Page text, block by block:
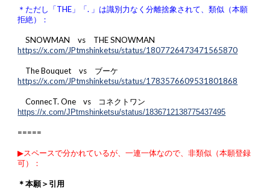
＊ただし「THE」「. 」は識別力なく分離捨象されて、類似（本願
拒絶）：
SNOWMAN vs THE SNOWMAN
https://x.com/JPtmshinketsu/status/1807726473471565870
The Bouquet vs ブーケ
https://x.com/JPtmshinketsu/status/1783576609531801868
ConnecT. One vs コネクトワン
https://x.com/JPtmshinketsu/status/1836712138775437495
=====
▶︎スペースで分かれているが、一連一体なので、非類似（本願登録
可）：
＊本願＞引用